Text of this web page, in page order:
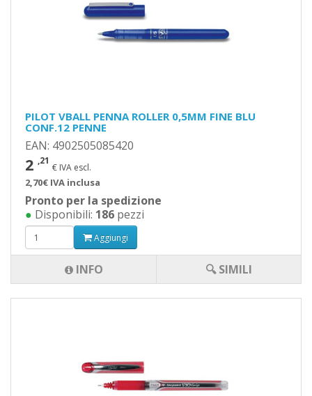
PILOT VBALL PENNA ROLLER 0,5MM FINE BLU
CONF.12 PENNE
EAN: 4902505085420
2 ,21
€ IVA escl.
2,70€ IVA inclusa
Pronto per la spedizione
● Disponibili: 186 pezzi
Aggiungi
INFO 🔍 SIMILI